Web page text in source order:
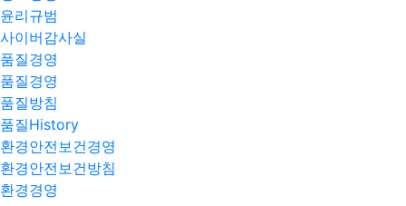
윤리규범
사이버감사실
품질경영
품질경영
품질방침
품질History
환경안전보건경영
환경안전보건방침
환경경영